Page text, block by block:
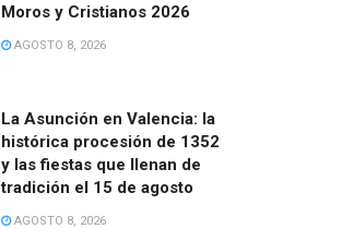
Moros y Cristianos 2026
AGOSTO 8, 2026
La Asunción en Valencia: la
histórica procesión de 1352
y las fiestas que llenan de
tradición el 15 de agosto
AGOSTO 8, 2026